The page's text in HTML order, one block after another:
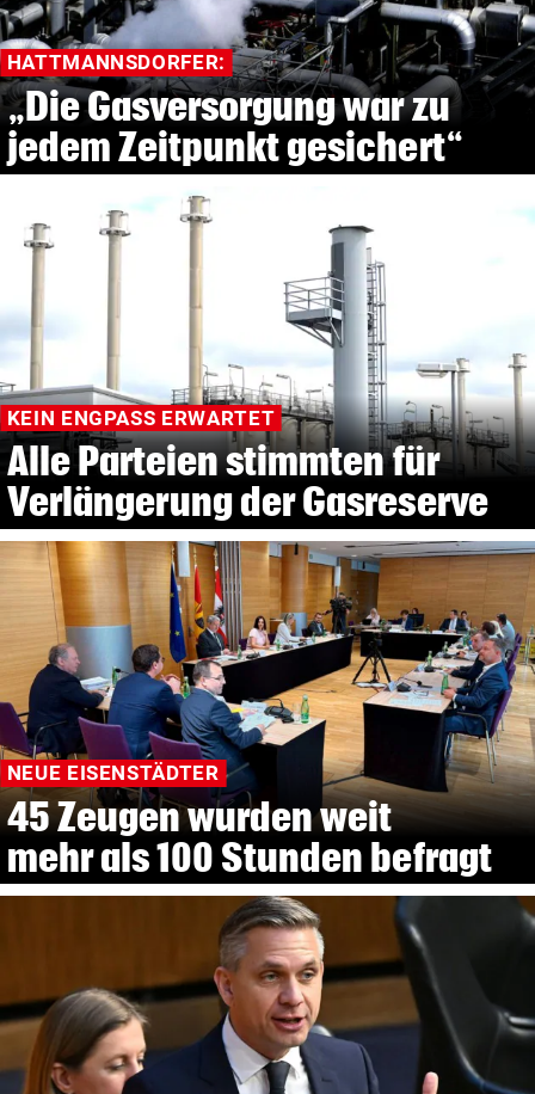
HATTMANNSDORFER:
„Die Gasversorgung war zu
jedem Zeitpunkt gesichert“
KEIN ENGPASS ERWARTET
Alle Parteien stimmten für
Verlängerung der Gasreserve
NEUE EISENSTÄDTER
45 Zeugen wurden weit
mehr als 100 Stunden befragt